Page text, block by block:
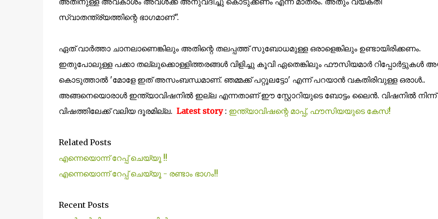
സ്വാതന്ത്ര്യത്തിന്റെ ഭാഗമാണ്".
ഏത് വാർത്താ ചാനലാണെങ്കിലും അതിന്റെ തലപ്പത്ത് സുബോധമുള്ള ഒരാളെങ്കിലും ഉണ്ടായിരിക്കണം.
ഇതുപോലുള്ള പക്കാ തല്ലുക്കൊള്ളിത്തരങ്ങൾ വിളിച്ചു കൂവി ഏതെങ്കിലും ഫൗസിയമാർ റിപ്പോർട്ടുകൾ
കൊടുത്താൽ 'മോളേ ഇത് അസംബന്ധമാണ്. ഞമ്മക്ക് പറ്റൂലട്ടോ' എന്ന് പറയാൻ വകതിരിവുള്ള ഒരാൾ..
അങ്ങനെയൊരാൾ ഇന്ത്യാവിഷനിൽ ഇല്ല എന്നതാണ് ഈ സ്റ്റോറിയുടെ ബോട്ടം ലൈൻ. വിഷനിൽ നിന്ന്
വിഷത്തിലേക്ക് വലിയ ദൂരമില്ല. Latest story: ഇന്ത്യാവിഷന്റെ മാപ്പ്, ഫൗസിയയുടെ കേസ്!
Related Posts
എന്നെയൊന്ന് റേപ്പ് ചെയ്യൂ !!
എന്നെയൊന്ന് റേപ്പ് ചെയ്യൂ - രണ്ടാം ഭാഗം!!
Recent Posts